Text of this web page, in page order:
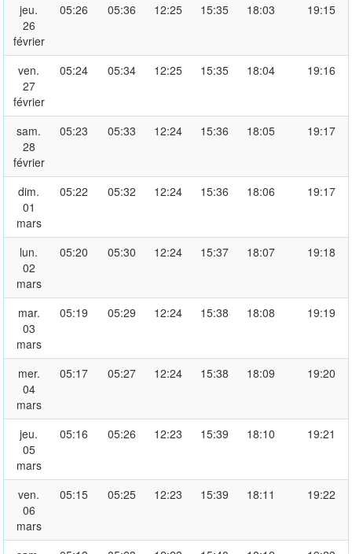
jeu.
26
février
05:26 05:36 12:25 15:35 18:03 19:15
ven.
27
février
05:24 05:34 12:25 15:35 18:04 19:16
sam.
28
février
05:23 05:33 12:24 15:36 18:05 19:17
dim.
01
mars
05:22 05:32 12:24 15:36 18:06 19:17
lun.
02
mars
05:20 05:30 12:24 15:37 18:07 19:18
mar.
03
mars
05:19 05:29 12:24 15:38 18:08 19:19
mer.
04
mars
05:17 05:27 12:24 15:38 18:09 19:20
jeu.
05
mars
05:16 05:26 12:23 15:39 18:10 19:21
ven.
06
mars
05:15 05:25 12:23 15:39 18:11 19:22